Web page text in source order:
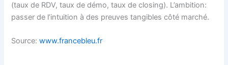
(taux de RDV, taux de démo, taux de closing). L’ambition:
passer de l’intuition à des preuves tangibles côté marché.
Source:www.francebleu.fr